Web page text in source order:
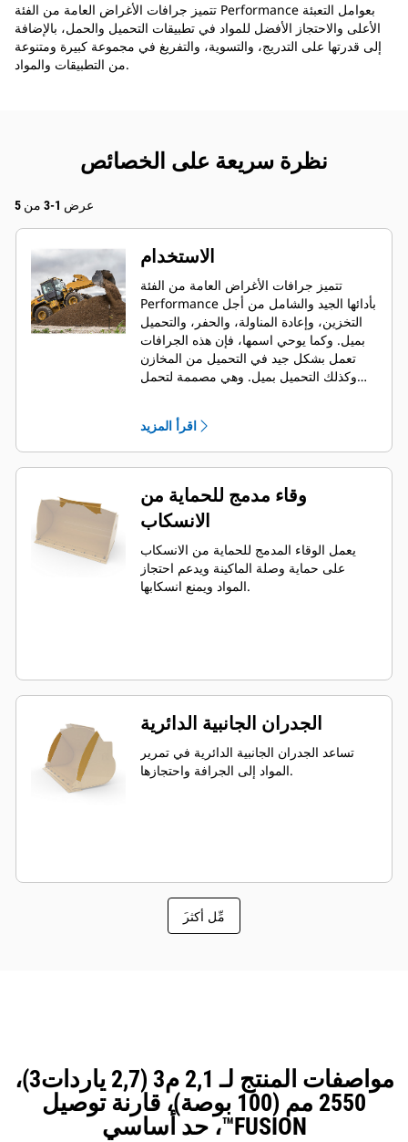
تتميز جرافات الأغراض العامة من الفئة Performance بعوامل التعبئة
الأعلى والاحتجاز الأفضل للمواد في تطبيقات التحميل والحمل، بالإضافة
إلى قدرتها على التدريج، والتسوية، والتفريغ في مجموعة كبيرة ومتنوعة
من التطبيقات والمواد.
نظرة سريعة على الخصائص
عرض 1-3 من 5
الاستخدام
تتميز جرافات الأغراض العامة من الفئة
Performance بأدائها الجيد والشامل من أجل
التخزين، وإعادة المناولة، والحفر، والتحميل
بميل. وكما يوحي اسمها، فإن هذه الجرافات
تعمل بشكل جيد في التحميل من المخازن
وكذلك التحميل بميل. وهي مصممة لتحمل
الكاشطة. مثالية لتطبيقات السحب الخلفي
والتسوية. يمكن أن يصل عامل التعبئة
لجرافات الفئة Performance إلى 115%
فوق السعة المحددة.
اقرأ المزيد
وقاء مدمج للحماية من
الانسكاب
يعمل الوقاء المدمج للحماية من الانسكاب
على حماية وصلة الماكينة ويدعم احتجاز
المواد ويمنع انسكابها.
الجدران الجانبية الدائرية
تساعد الجدران الجانبية الدائرية في تمرير
المواد إلى الجرافة واحتجازها.
َمِّل أكثر
مواصفات المنتج لـ 2,1 م3 (2,7 ياردات3)،
2550 مم (100 بوصة)، قارنة توصيل
FUSION™، حد أساسي